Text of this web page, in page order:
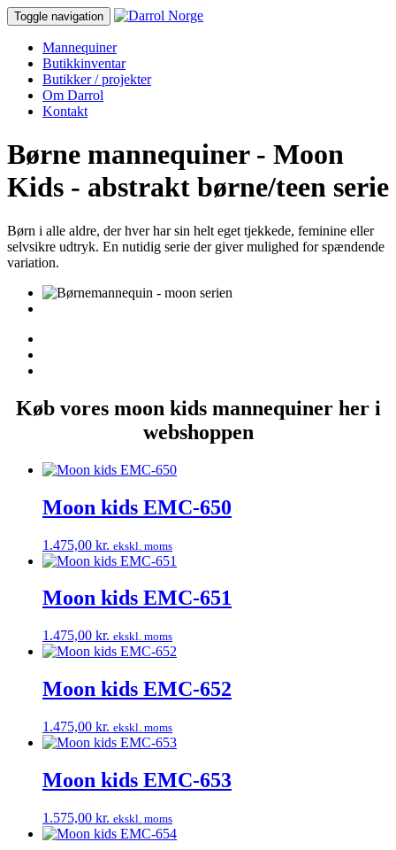
Toggle navigation
Mannequiner
Butikkinventar
Butikker / projekter
Om Darrol
Kontakt
Børne mannequiner - Moon
Kids - abstrakt børne/teen serie
Børn i alle aldre, der hver har sin helt eget tjekkede, feminine eller
selvsikre udtryk. En nutidig serie der giver mulighed for spændende
variation.
Køb vores moon kids mannequiner her i
webshoppen
Moon kids EMC-650
1.475,00 kr. ekskl. moms
Moon kids EMC-651
1.475,00 kr. ekskl. moms
Moon kids EMC-652
1.475,00 kr. ekskl. moms
Moon kids EMC-653
1.575,00 kr. ekskl. moms